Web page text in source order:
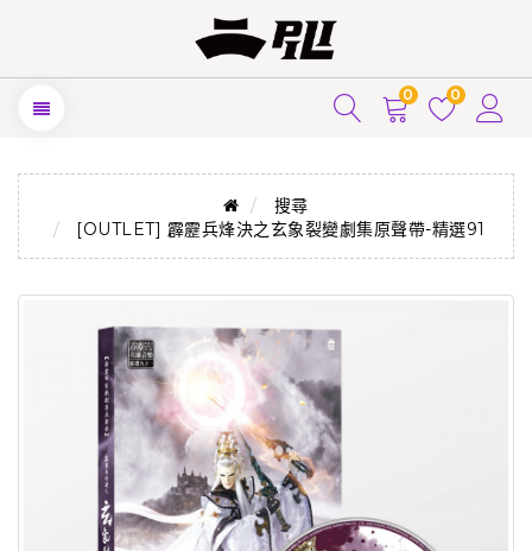
0 0
搜尋
[OUTLET] 霹靂兵烽決之玄象裂變劇集原聲帶-精選91